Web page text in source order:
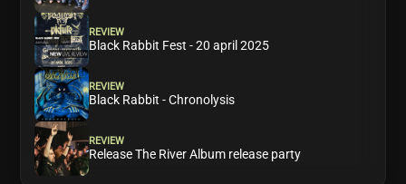
REVIEW
Black Rabbit Fest - 20 april 2025
REVIEW
Black Rabbit - Chronolysis
REVIEW
Release The River Album release party